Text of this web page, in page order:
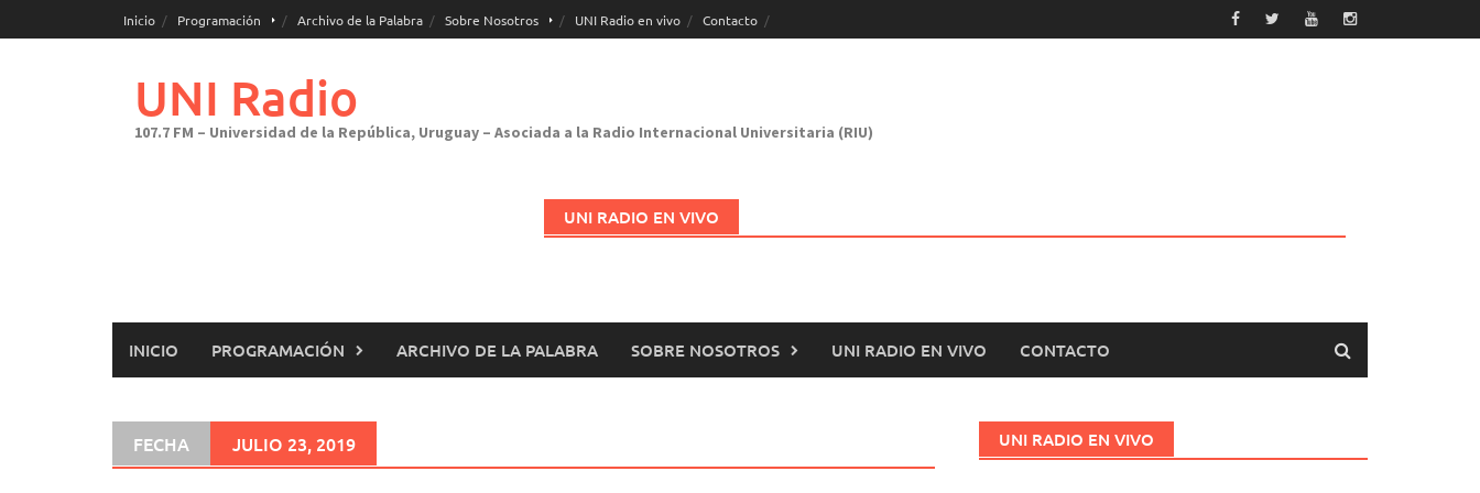
al
Inicio Programación Archivo de la Palabra Sobre Nosotros UNI Radio en vivo Contacto
UNI Radio
107.7 FM – Universidad de la República, Uruguay – Asociada a la Radio Internacional Universitaria (RIU)
UNI RADIO EN VIVO
INICIO PROGRAMACIÓN ARCHIVO DE LA PALABRA SOBRE NOSOTROS UNI RADIO EN VIVO CONTACTO
FECHA JULIO 23, 2019 UNI RADIO EN VIVO